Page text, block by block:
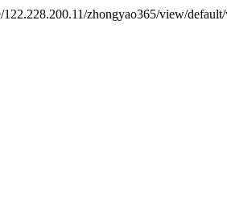
zhongyao365/view/default/